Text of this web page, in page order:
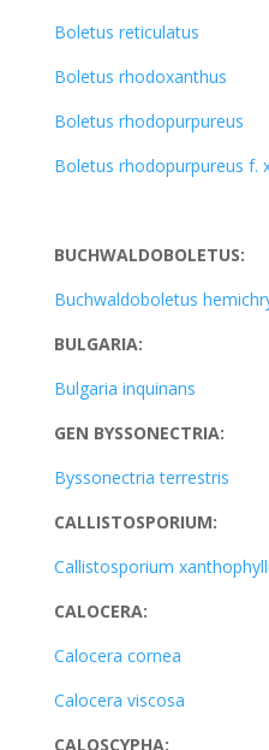
Boletus reticulatus
Boletus rhodoxanthus
Boletus rhodopurpureus
Boletus rhodopurpureus f.
BUCHWALDOBOLETUS:
Buchwaldoboletus
BULGARIA:
Bulgaria inquinans
GEN BYSSONECTRIA:
Byssonectria terrestris
CALLISTOSPORIUM:
Callistosporium
CALOCERA:
Calocera cornea
Calocera viscosa
CALOSCYPHA: